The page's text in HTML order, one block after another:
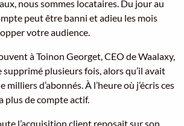
nous sommes locataires. Du jour au
peut être banni et adieu les mois
votre audience.
à Toinon Georget, CEO de Waalaxy,
supprimé plusieurs fois, alors qu’il avait
milliers d’abonnés. À l’heure où j’écris ces
plus de compte actif.
l’acquisition client reposait sur son